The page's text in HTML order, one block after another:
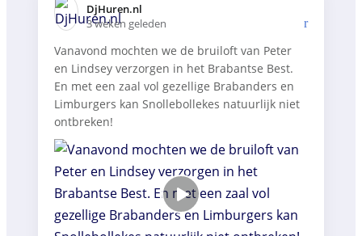
DjHuren.nl️
3 weken geleden
Vanavond mochten we de bruiloft van Peter
en Lindsey verzorgen in het Brabantse Best.
En met een zaal vol gezellige Brabanders en
Limburgers kan Snollebollekes natuurlijk niet
ontbreken!